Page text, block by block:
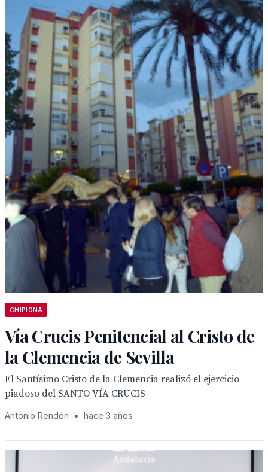
CHIPIONA
Vía Crucis Penitencial al Cristo de
la Clemencia de Sevilla
El Santísimo Cristo de la Clemencia realizó el ejercicio
piadoso del SANTO VÍA CRUCIS
Antonio Rendón • hace 3 años